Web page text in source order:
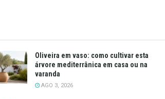
Oliveira em vaso: como cultivar esta
árvore mediterrânica em casa ou na
varanda
AGO 3, 2026